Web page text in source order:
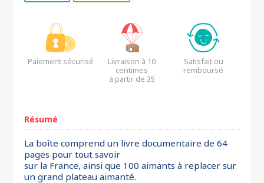
Paiement sécurisé
Livraison à 10
centimes
à partir de 35
Satisfait ou
remboursé
Résumé
La boîte comprend un livre documentaire de 64
pages pour tout savoir
sur la France, ainsi que 100 aimants à replacer sur
un grand plateau aimanté.